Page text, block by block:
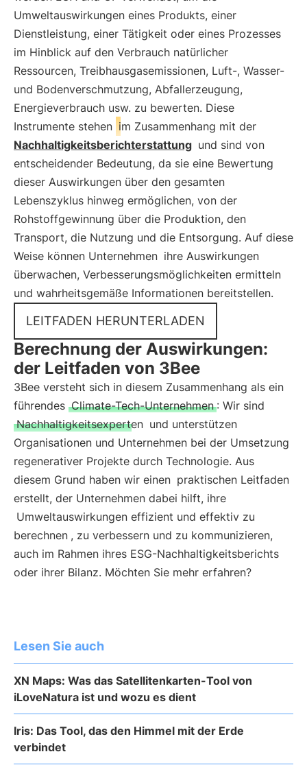
Umweltauswirkungen eines Produkts, einer
Dienstleistung, einer Tätigkeit oder eines Prozesses
im Hinblick auf den Verbrauch natürlicher
Ressourcen, Treibhausgasemissionen, Luft-, Wasser-
und Bodenverschmutzung, Abfallerzeugung,
Energieverbrauch usw. zu bewerten. Diese
Instrumente stehen im Zusammenhang mit der
Nachhaltigkeitsberichterstattung und sind von
entscheidender Bedeutung, da sie eine Bewertung
dieser Auswirkungen über den gesamten
Lebenszyklus hinweg ermöglichen, von der
Rohstoffgewinnung über die Produktion, den
Transport, die Nutzung und die Entsorgung. Auf diese
Weise können Unternehmen ihre Auswirkungen
überwachen, Verbesserungsmöglichkeiten ermitteln
und wahrheitsgemäße Informationen bereitstellen.
LEITFADEN HERUNTERLADEN
Berechnung der Auswirkungen:
der Leitfaden von 3Bee
3Bee versteht sich in diesem Zusammenhang als ein
führendes Climate-Tech-Unternehmen : Wir sind
Nachhaltigkeitsexperten und unterstützen
Organisationen und Unternehmen bei der Umsetzung
regenerativer Projekte durch Technologie. Aus
diesem Grund haben wir einen praktischen Leitfaden
erstellt, der Unternehmen dabei hilft, ihre
Umweltauswirkungen effizient und effektiv zu
berechnen , zu verbessern und zu kommunizieren,
auch im Rahmen ihres ESG-Nachhaltigkeitsberichts
oder ihrer Bilanz. Möchten Sie mehr erfahren?
Lesen Sie auch
XN Maps: Was das Satellitenkarten-Tool von
iLoveNatura ist und wozu es dient
Iris: Das Tool, das den Himmel mit der Erde
verbindet